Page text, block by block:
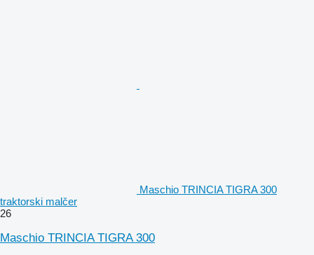
Maschio TRINCIA TIGRA 300
traktorski malčer
26
Maschio TRINCIA TIGRA 300